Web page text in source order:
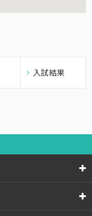
入試結果